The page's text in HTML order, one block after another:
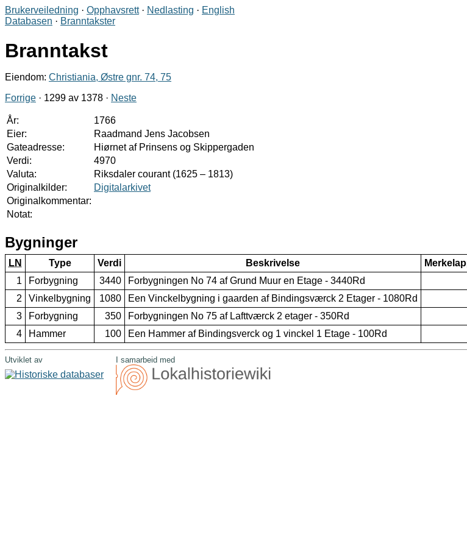
Brukerveiledning · Opphavsrett· Nedlasting · English
Databasen · Branntakster
Branntakst
Eiendom: Christiania, Østre gnr. 74, 75
Forrige · 1299 av 1378 · Neste
År:
1766
Eier:
Raadmand Jens Jacobsen
Gateadresse:
Hiørnet af Prinsens og Skippergaden
Verdi:
4970
Valuta:
Riksdaler courant (1625 – 1813)
Originalkilder:
Digitalarkivet
Originalkommentar:
Notat:
Bygninger
LN Type Verdi Beskrivelse
1
Forbygning 3440
Forbygningen No 74 af Grund Muur en Etage - 3440Rd
2
Vinkelbygning 1080
Een Vinckelbygning i gaarden af Bindingsværck 2 Etager - 1080Rd
3
Forbygning 350
Forbygningen No 75 af Lafttværck 2 etager - 350Rd
4
Hammer 100 Een Hammer af Bindingsverck og 1 vinckel 1 Etage - 100Rd
Utviklet av I samarbeid med